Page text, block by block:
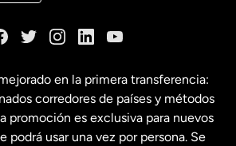
Unidos English
en la primera transferencia:
corredores de países y métodos
promoción es exclusiva para nuevos
podrá usar una vez por persona. Se